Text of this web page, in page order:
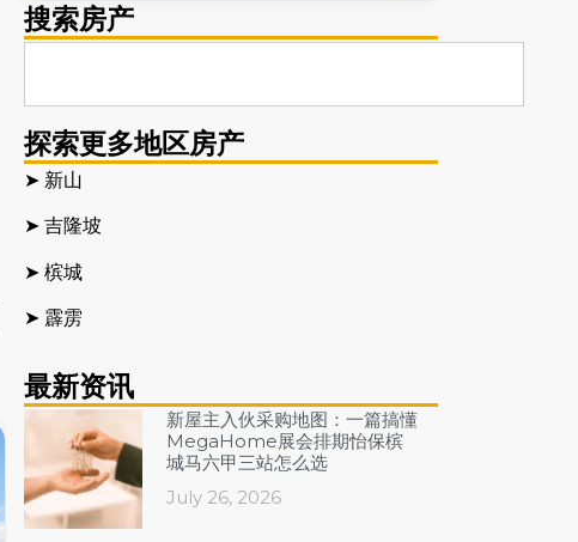
搜索房产
探索更多地区房产
最新资讯
新屋主入伙采购地图：一篇搞懂
MegaHome展会排期怡保槟
城马六甲三站怎么选
July 26, 2026
➤ 新山
➤ 吉隆坡
➤ 槟城
➤ 霹雳